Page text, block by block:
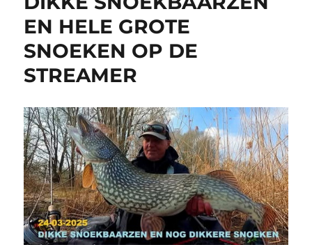
EN HELE GROTE
SNOEKEN OP DE
STREAMER